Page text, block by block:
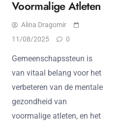
Voormalige Atleten
Alina Dragomir
11/08/2025
0
Gemeenschapssteun is
van vitaal belang voor het
verbeteren van de mentale
gezondheid van
voormalige atleten, en het